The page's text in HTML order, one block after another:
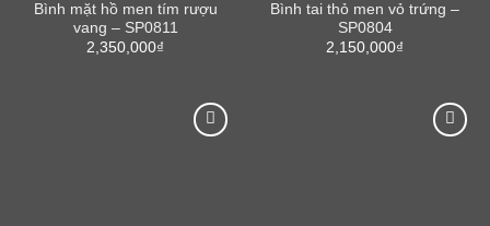
Bình mặt hồ men tím rượu
vang – SP0811
2,350,000₫
Bình tai thỏ men vỏ trứng –
SP0804
2,150,000₫